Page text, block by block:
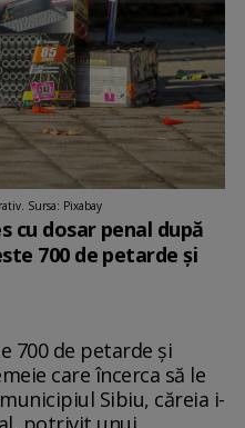
Sursa: Pixabay
cu dosar penal după
700 de petarde şi
700 de petarde şi
care încerca să le
Sibiu, căreia i-